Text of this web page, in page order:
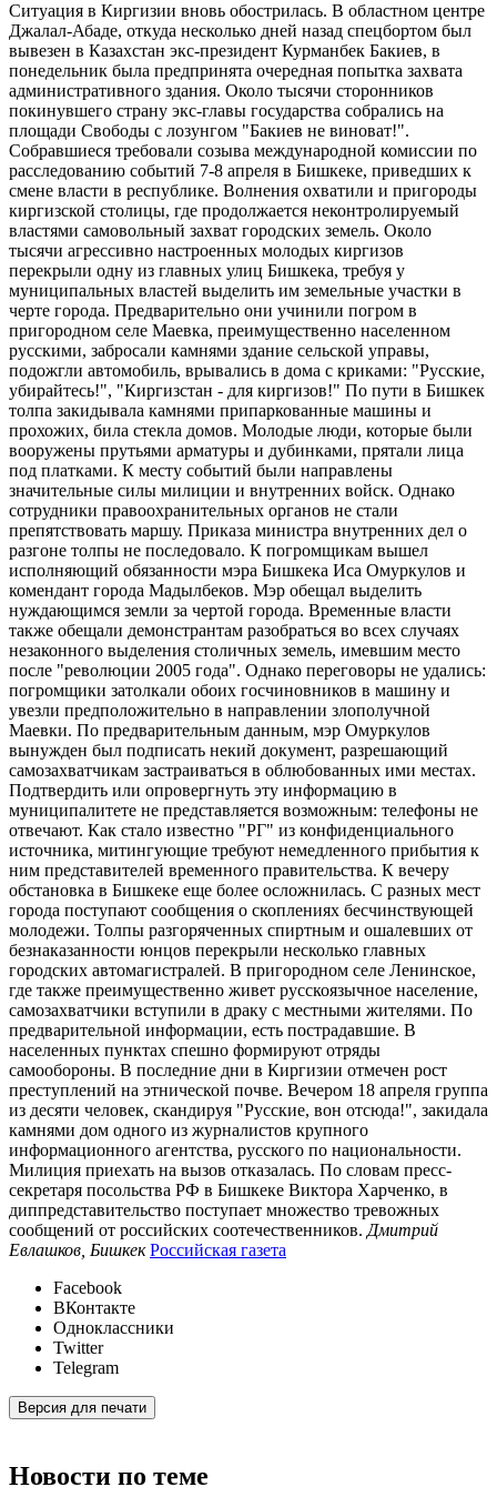
Ситуация в Киргизии вновь обострилась. В областном центре
Джалал-Абаде, откуда несколько дней назад спецбортом был
вывезен в Казахстан экс-президент Курманбек Бакиев, в
понедельник была предпринята очередная попытка захвата
административного здания. Около тысячи сторонников
покинувшего страну экс-главы государства собрались на
площади Свободы с лозунгом "Бакиев не виноват!".
Собравшиеся требовали созыва международной комиссии по
расследованию событий 7-8 апреля в Бишкеке, приведших к
смене власти в республике. Волнения охватили и пригороды
киргизской столицы, где продолжается неконтролируемый
властями самовольный захват городских земель. Около
тысячи агрессивно настроенных молодых киргизов
перекрыли одну из главных улиц Бишкека, требуя у
муниципальных властей выделить им земельные участки в
черте города. Предварительно они учинили погром в
пригородном селе Маевка, преимущественно населенном
русскими, забросали камнями здание сельской управы,
подожгли автомобиль, врывались в дома с криками: "Русские,
убирайтесь!", "Киргизстан - для киргизов!" По пути в Бишкек
толпа закидывала камнями припаркованные машины и
прохожих, била стекла домов. Молодые люди, которые были
вооружены прутьями арматуры и дубинками, прятали лица
под платками. К месту событий были направлены
значительные силы милиции и внутренних войск. Однако
сотрудники правоохранительных органов не стали
препятствовать маршу. Приказа министра внутренних дел о
разгоне толпы не последовало. К погромщикам вышел
исполняющий обязанности мэра Бишкека Иса Омуркулов и
комендант города Мадылбеков. Мэр обещал выделить
нуждающимся земли за чертой города. Временные власти
также обещали демонстрантам разобраться во всех случаях
незаконного выделения столичных земель, имевшим место
после "революции 2005 года". Однако переговоры не удались:
погромщики затолкали обоих госчиновников в машину и
увезли предположительно в направлении злополучной
Маевки. По предварительным данным, мэр Омуркулов
вынужден был подписать некий документ, разрешающий
самозахватчикам застраиваться в облюбованных ими местах.
Подтвердить или опровергнуть эту информацию в
муниципалитете не представляется возможным: телефоны не
отвечают. Как стало известно "РГ" из конфиденциального
источника, митингующие требуют немедленного прибытия к
ним представителей временного правительства. К вечеру
обстановка в Бишкеке еще более осложнилась. С разных мест
города поступают сообщения о скоплениях бесчинствующей
молодежи. Толпы разгоряченных спиртным и ошалевших от
безнаказанности юнцов перекрыли несколько главных
городских автомагистралей. В пригородном селе Ленинское,
где также преимущественно живет русскоязычное население,
самозахватчики вступили в драку с местными жителями. По
предварительной информации, есть пострадавшие. В
населенных пунктах спешно формируют отряды
самообороны. В последние дни в Киргизии отмечен рост
преступлений на этнической почве. Вечером 18 апреля группа
из десяти человек, скандируя "Русские, вон отсюда!", закидала
камнями дом одного из журналистов крупного
информационного агентства, русского по национальности.
Милиция приехать на вызов отказалась. По словам пресс-
секретаря посольства РФ в Бишкеке Виктора Харченко, в
диппредставительство поступает множество тревожных
сообщений от российских соотечественников. Дмитрий
Евлашков, Бишкек Российская газета
Facebook
ВКонтакте
Одноклассники
Twitter
Telegram
Версия для печати
Новости по теме